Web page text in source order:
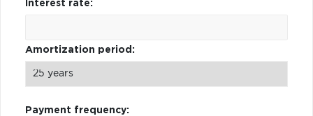
Interest rate:
Amortization period:
Payment frequency: